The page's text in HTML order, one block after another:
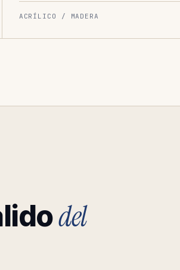
ACRÍLICO / MADERA
del